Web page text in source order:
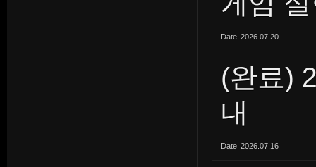
Date 2026.07.20
(완료)
내
Date 2026.07.16